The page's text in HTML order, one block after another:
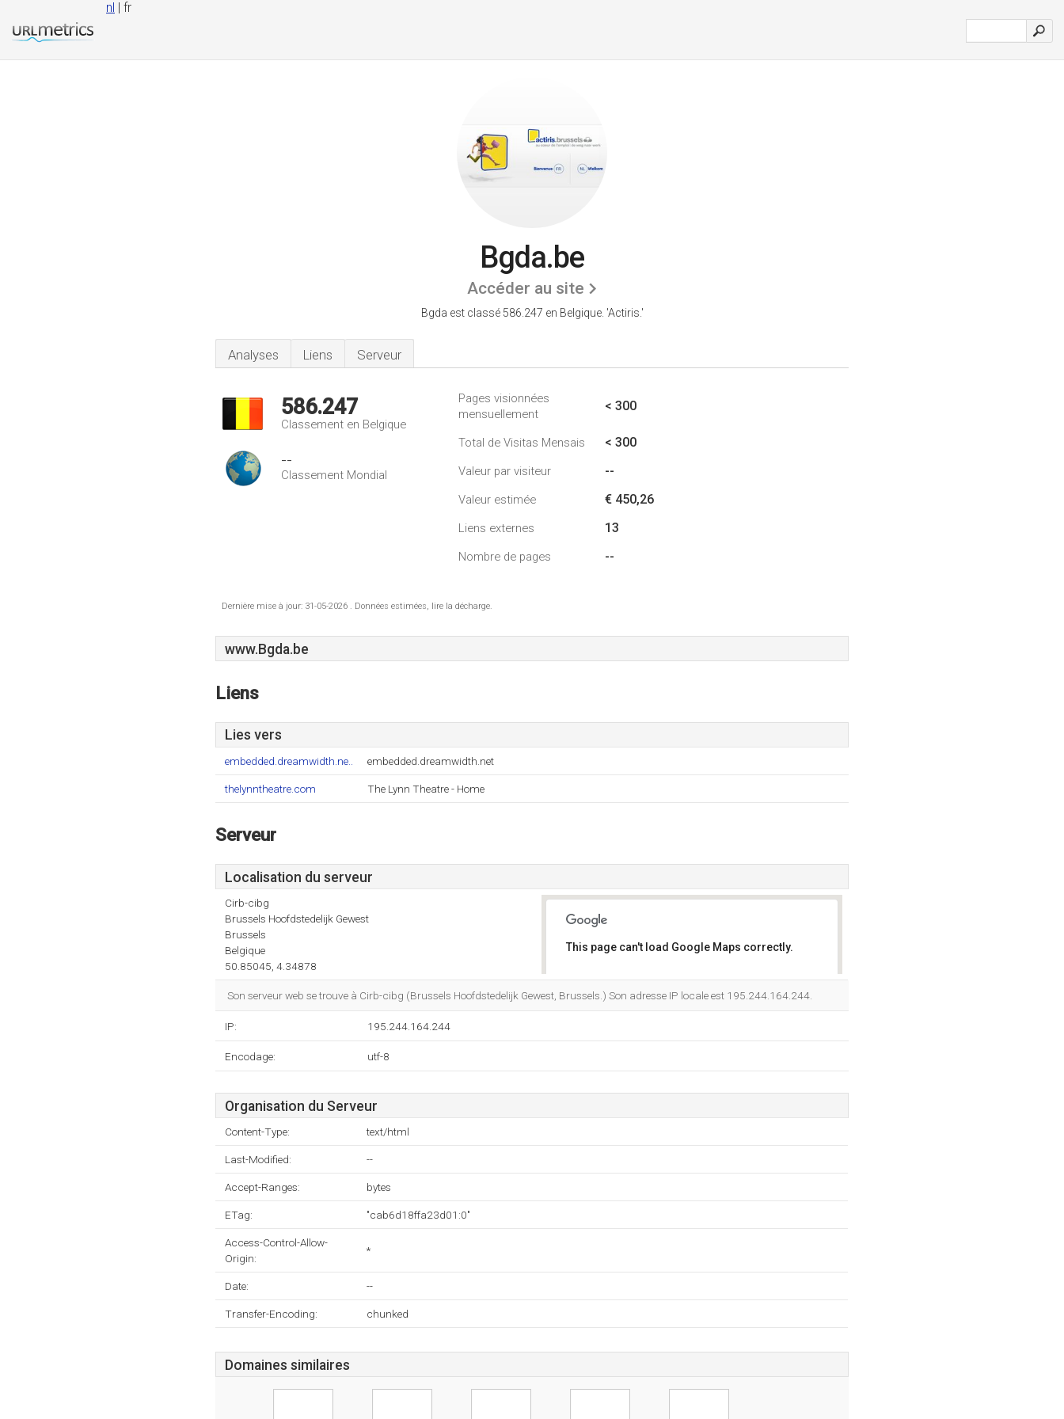
nl | fr
Bgda.be
Accéder au site
Bgda est classé 586.247 en Belgique. 'Actiris.'
Analyses Liens Serveur
586.247
Classement en Belgique
--
Classement Mondial
Pages visionnées
mensuellement
< 300
Total de Visitas Mensais < 300
Valeur par visiteur --
Valeur estimée € 450,26
Liens externes 13
Nombre de pages --
Dernière mise à jour: 31-05-2026 . Données estimées, lire la décharge.
www.Bgda.be
Liens
Lies vers
embedded.dreamwidth.ne.. embedded.dreamwidth.net
thelynntheatre.com The Lynn Theatre - Home
Serveur
Localisation du serveur
Cirb-cibg
Brussels Hoofdstedelijk Gewest
Brussels
Belgique
50.85045, 4.34878
This page can't load Google Maps correctly.
Son serveur web se trouve à Cirb-cibg (Brussels Hoofdstedelijk Gewest, Brussels.) Son adresse IP locale est 195.244.164.244.
IP: 195.244.164.244
Encodage: utf-8
Organisation du Serveur
Content-Type: text/html
Last-Modified: --
Accept-Ranges: bytes
ETag: "cab6d18ffa23d01:0"
Access-Control-Allow-
Origin:
*
Date: --
Transfer-Encoding: chunked
Domaines similaires